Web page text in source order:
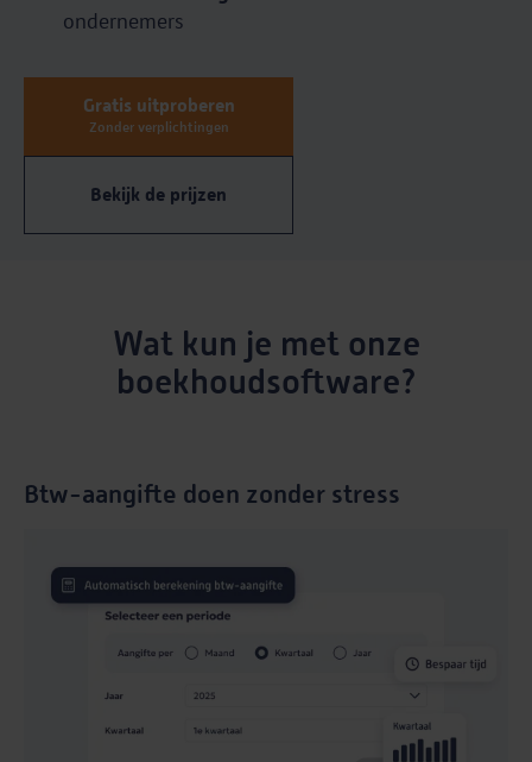
ondernemers
Gratis uitproberen
Zonder verplichtingen
Bekijk de prijzen
Wat kun je met onze
boekhoudsoftware?
Btw-aangifte doen zonder stress